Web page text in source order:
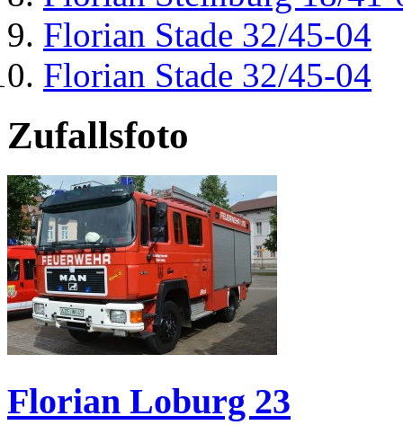
Florian Stade 32/45-04
Florian Stade 32/45-04
Zufallsfoto
Florian Loburg 23